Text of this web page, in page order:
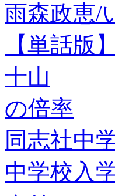
雨森政恵/
【単話版
十山
の倍率
同志社中
中学校入